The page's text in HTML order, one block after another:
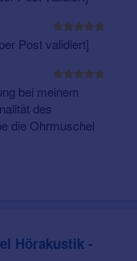
Post validiert]
bei meinem
des
die Ohrmuschel
Hörakustik -